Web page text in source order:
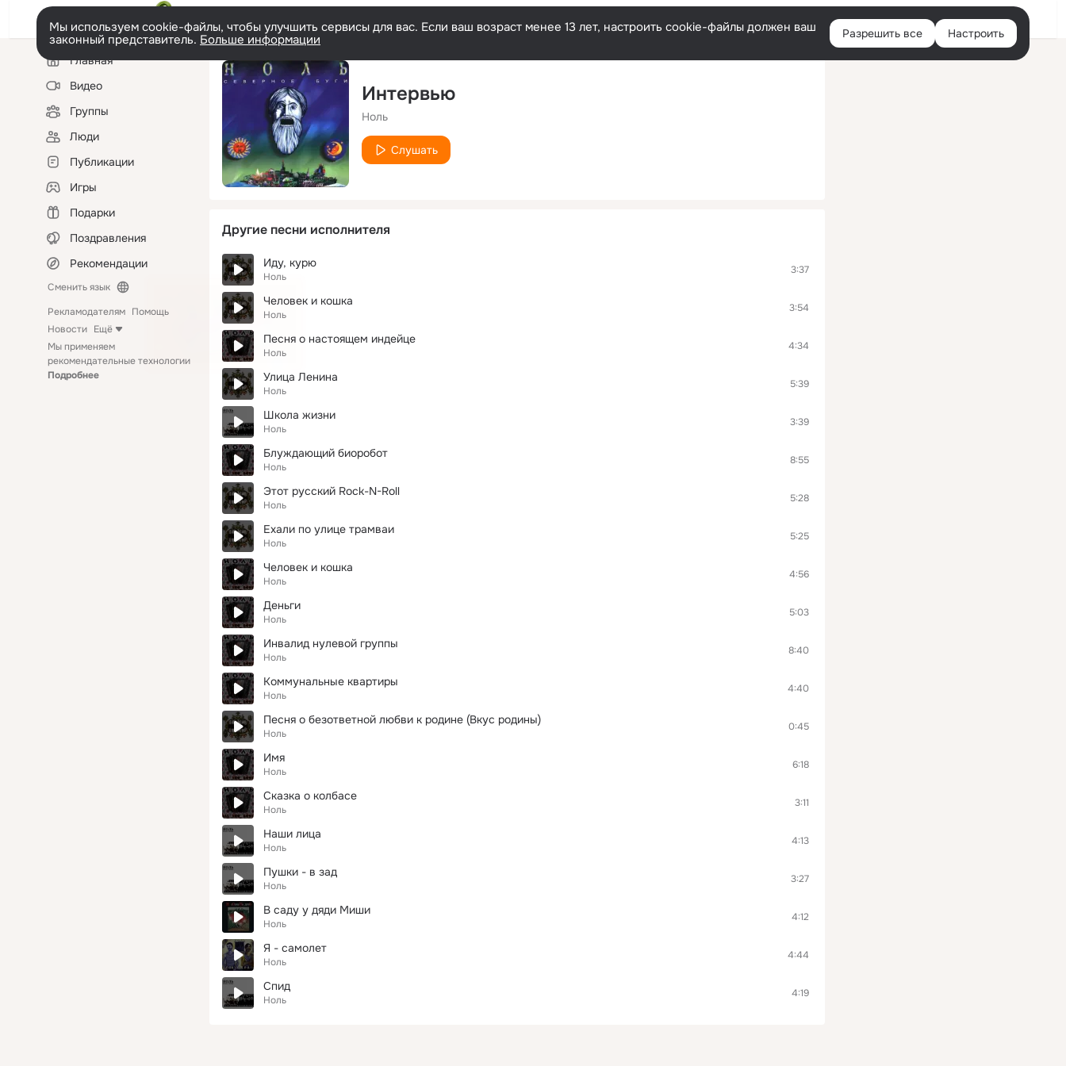
Войти
Мы используем cookie-файлы, чтобы улучшить сервисы для вас. Если ваш возраст менее 13 лет, настроить cookie-файлы должен ваш
законный представитель. Больше информации Разрешить все Настроить
Левая
колонкаГлавная
Видео
Группы
Люди
Публикации
Игры
Подарки
Поздравления
Рекомендации
Сменить язык
Рекламодателям Помощь
Новости Ещё
Мы применяем
рекомендательные технологии
Подробнее
Интервью
Ноль
Слушать
Другие песни исполнителя
Иду, курю
Ноль
3:37
Человек и кошка
Ноль
3:54
Песня о настоящем индейце
Ноль
4:34
Улица Ленина
Ноль
5:39
Школа жизни
Ноль
3:39
Блуждающий биоробот
Ноль
8:55
Этот русский Rock-N-Roll
Ноль
5:28
Ехали по улице трамваи
Ноль
5:25
Человек и кошка
Ноль
4:56
Деньги
Ноль
5:03
Инвалид нулевой группы
Ноль
8:40
Коммунальные квартиры
Ноль
4:40
Песня о безответной любви к родине (Вкус родины)
Ноль
0:45
Имя
Ноль
6:18
Сказка о колбасе
Ноль
3:11
Наши лица
Ноль
4:13
Пушки - в зад
Ноль
3:27
В саду у дяди Миши
Ноль
4:12
Я - самолет
Ноль
4:44
Спид
Ноль
4:19